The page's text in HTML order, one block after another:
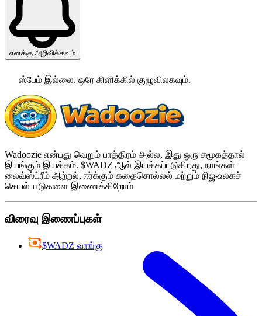
எனக்கு அறிவிக்கவும்
ஸ்பேம் இல்லை. ஒரே கிளிக்கில் குழுவிலகவும்.
Wadoozie என்பது வெறும் பாத்திரம் அல்ல, இது ஒரு சமூகத்தால்
இயங்கும் இயக்கம். $WADZ ஆல் இயக்கப்படுகிறது, நாங்கள்
லைவ்ஸ்ட்ரீம் ஆற்றல், ஈர்க்கும் கதைசொல்லல் மற்றும் நிஜ-உலகச்
செயல்பாடுகளை இணைக்கிறோம்
விரைவு இணைப்புகள்
$WADZ வாங்கு